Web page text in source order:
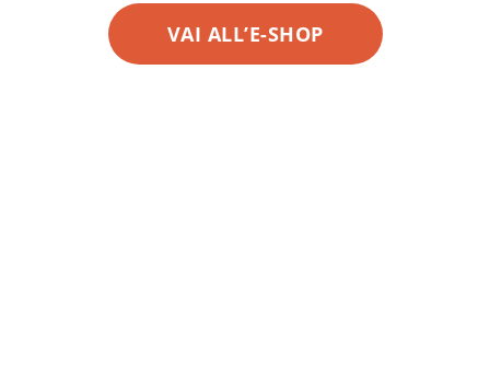
VAI ALL’E-SHOP